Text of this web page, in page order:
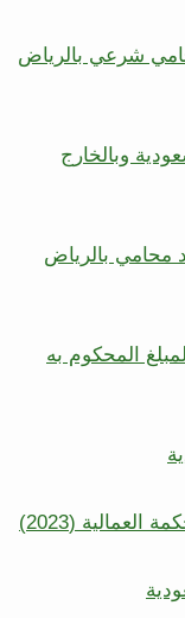
شرعي بالرياض
وبالخارج
محامي بالرياض
المحكوم به
(2023)